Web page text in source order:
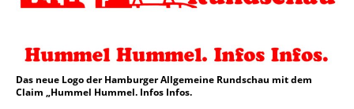
Das neue Logo der Hamburger Allgemeine Rundschau mit dem
Claim „Hummel Hummel. Infos Infos.